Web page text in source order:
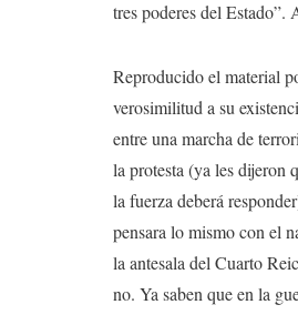
tres poderes del Estado”.
Reproducido el material
verosimilitud a su
entre una marcha de
la protesta (ya les dijeron
la fuerza deberá
pensara lo mismo con el
la antesala del Cuarto
no. Ya saben que en la